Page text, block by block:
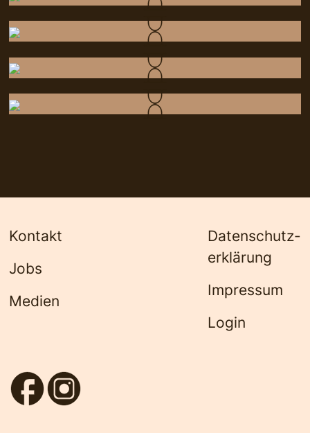
Kontakt
Jobs
Medien
Datenschutz­
erklärung
Impressum
Login